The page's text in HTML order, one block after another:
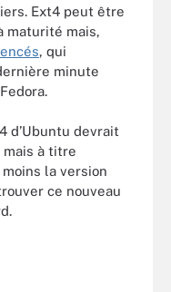
Ext4 peut être
maturité mais,
, qui
minute
d’Ubuntu devrait
mais à titre
la version
ce nouveau